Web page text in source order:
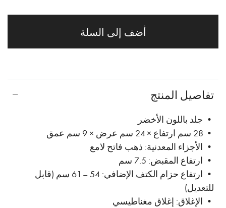
أضف إلى السلة
تفاصيل المنتج
• جلد باللون الأخضر
• 28 سم ارتفاع × 24 سم عرض × 9 سم عمق
• الأجزاء المعدنية: ذهب فاتح لامع
• ارتفاع المقبض: 7.5 سم
• ارتفاع حزام الكتف الإضافي: 54 – 61 سم (قابل
للتعديل)
• الإغلاق: إغلاق مغناطيسي